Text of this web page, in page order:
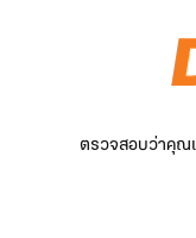
ตรวจสอบว่าคุณ